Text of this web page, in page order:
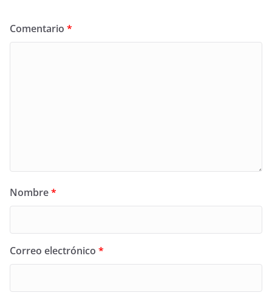
Comentario *
Nombre*
Correo electrónico *